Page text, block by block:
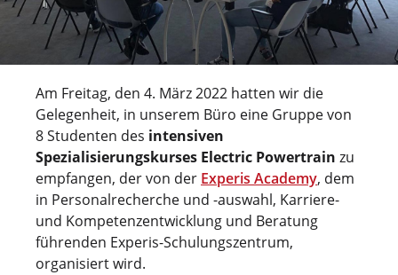
Am Freitag, den 4. März 2022 hatten wir die
Gelegenheit, in unserem Büro eine Gruppe von
8 Studenten des intensiven
Spezialisierungskurses Electric Powertrain zu
empfangen, der von der Experis Academy, dem
in Personalrecherche und -auswahl, Karriere-
und Kompetenzentwicklung und Beratung
führenden Experis-Schulungszentrum,
organisiert wird.